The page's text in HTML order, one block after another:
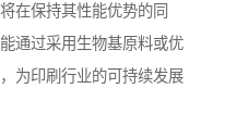
在保持其性能优势的同
通过采用生物基原料或优
为印刷行业的可持续发展